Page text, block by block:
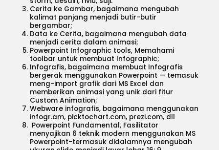
Cerita ke Gambar, bagaimana mengubah
kalimat panjang menjadi butir-butir
bergambar;
Data ke Cerita, bagaimana mengubah data
menjadi cerita dalam animasi;
Powerpoint Infographic tools, Memahami
toolbar untuk membuat Infographic;
Infografis, bagaimana membuat Infografis
bergerak menggunakan Powerpoint — temasuk
meng-import grafik dari MS Excel dan
memberikan animasi yang unik dari fitur
Custom Animation;
Webware infografis, bagaimana menggunakan
infogr.am, picktochart.com, prezi.com, dll
Powerpoint Fundamental, Fasilitator
menyajikan 6 teknik modern menggunakan MS
Powerpoint-termasuk didalamnya mengubah